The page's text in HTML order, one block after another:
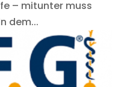
– mitunter muss
dem...